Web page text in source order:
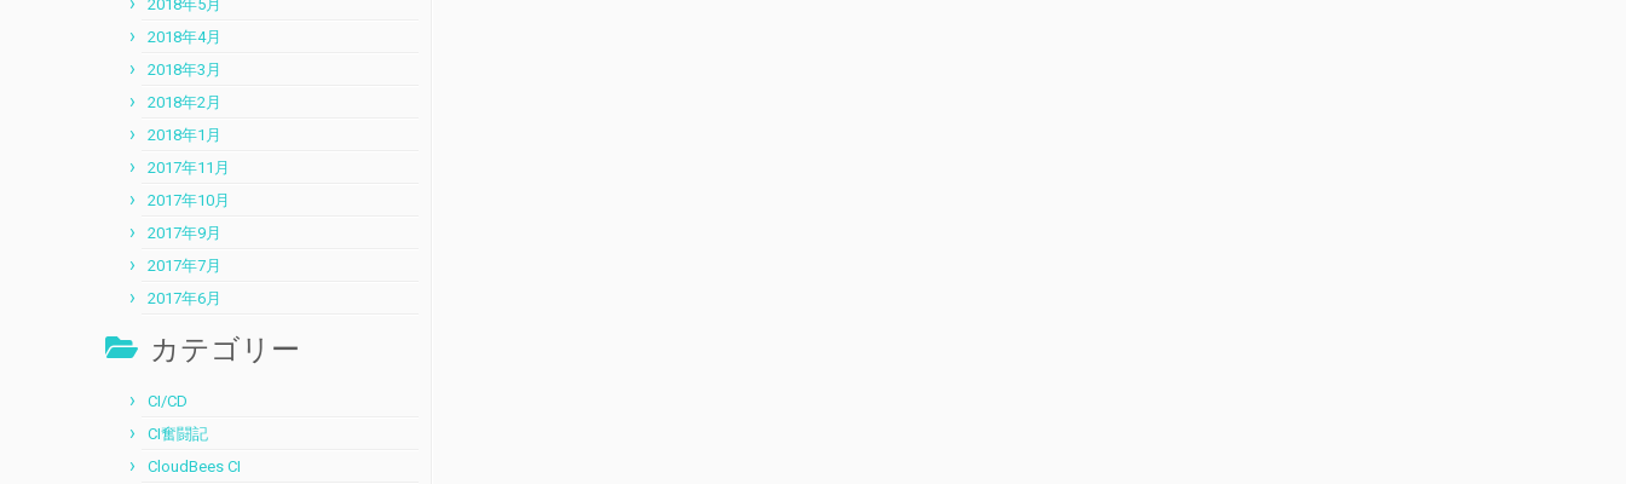
2018年5月
2018年4月
2018年3月
2018年2月
2018年1月
2017年11月
2017年10月
2017年9月
2017年7月
2017年6月
カテゴリー
CI/CD
CI奮闘記
CloudBees CI